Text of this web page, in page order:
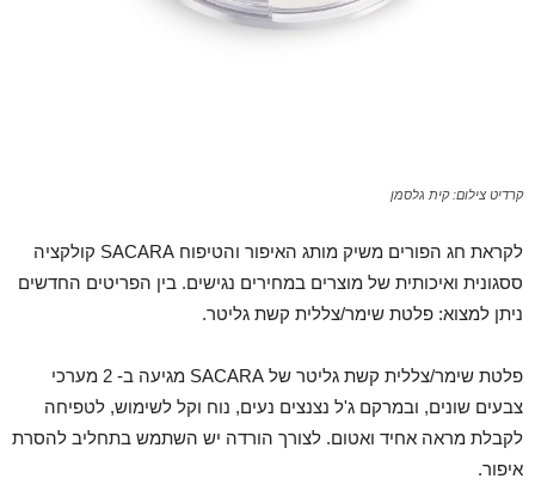
קרדיט צילום: קית גלסמן
לקראת חג הפורים משיק מותג האיפור והטיפוח SACARA קולקציה
ססגונית ואיכותית של מוצרים במחירים נגישים. בין הפריטים החדשים
ניתן למצוא: פלטת שימר/צללית קשת גליטר.
פלטת שימר/צללית קשת גליטר של SACARA מגיעה ב- 2 מערכי
צבעים שונים, ובמרקם ג'ל נצנצים נעים, נוח וקל לשימוש, לטפיחה
לקבלת מראה אחיד ואטום. לצורך הורדה יש השתמש בתחליב להסרת
איפור.